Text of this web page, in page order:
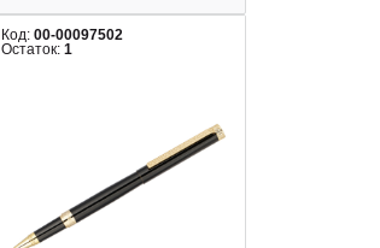
Код: 00-00097502
Остаток: 1